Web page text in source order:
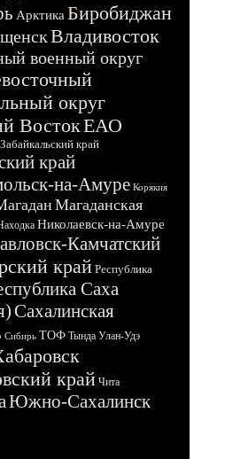
Арктика Биробиджан
Владивосток
военный округ
округ
ВостокЕАО
Забайкальский край
край
на-Амуре Корякия
Магаданская
Николаевск-на-Амуре
Камчатский
крайРеспублика
Саха
Сахалинская
Сибирь ТОФ Тында Улан-Удэ
край Чита
Южно-Сахалинск